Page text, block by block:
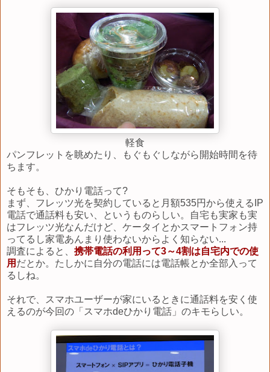
軽食
パンフレットを眺めたり、もぐもぐしながら開始時間を待
ちます。
そもそも、ひかり電話って?
まず、フレッツ光を契約していると月額535円から使えるIP
電話で通話料も安い、というものらしい。自宅も実家も実
はフレッツ光なんだけど、ケータイとかスマートフォン持
ってるし家電あんまり使わないからよく知らない...
調査によると、 携帯電話の利用って3～4割は自宅内での使
用 だとか。たしかに自分の電話には電話帳とか全部入って
るしね。
それで、スマホユーザーが家にいるときに通話料を安く使
えるのが今回の「スマホdeひかり電話」のキモらしい。